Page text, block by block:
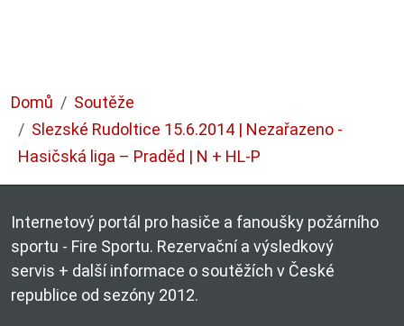
Domů
Soutěže
Slezské Rudoltice 15.6.2014 | Nezařazeno -
Hasičská liga – Praděd | N + HL-P
Internetový portál pro hasiče a fanoušky požárního
sportu - Fire Sportu. Rezervační a výsledkový
servis + další informace o soutěžích v České
republice od sezóny 2012.